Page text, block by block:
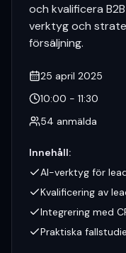
och kvalificera
verktyg och
försäljning.
25 april 2025
10:00 - 11:30
54 anmälda
Innehåll:
AI-verktyg för
Kvalificering av
Integrering med
Praktiska